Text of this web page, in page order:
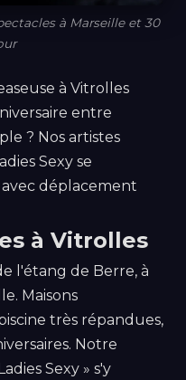
à Marseille et 30
à Vitrolles
entre
? Nos artistes
Sexy se
déplacement
à Vitrolles
l'étang de Berre, à
Maisons
très répandues,
Notre
Sexy » s'y